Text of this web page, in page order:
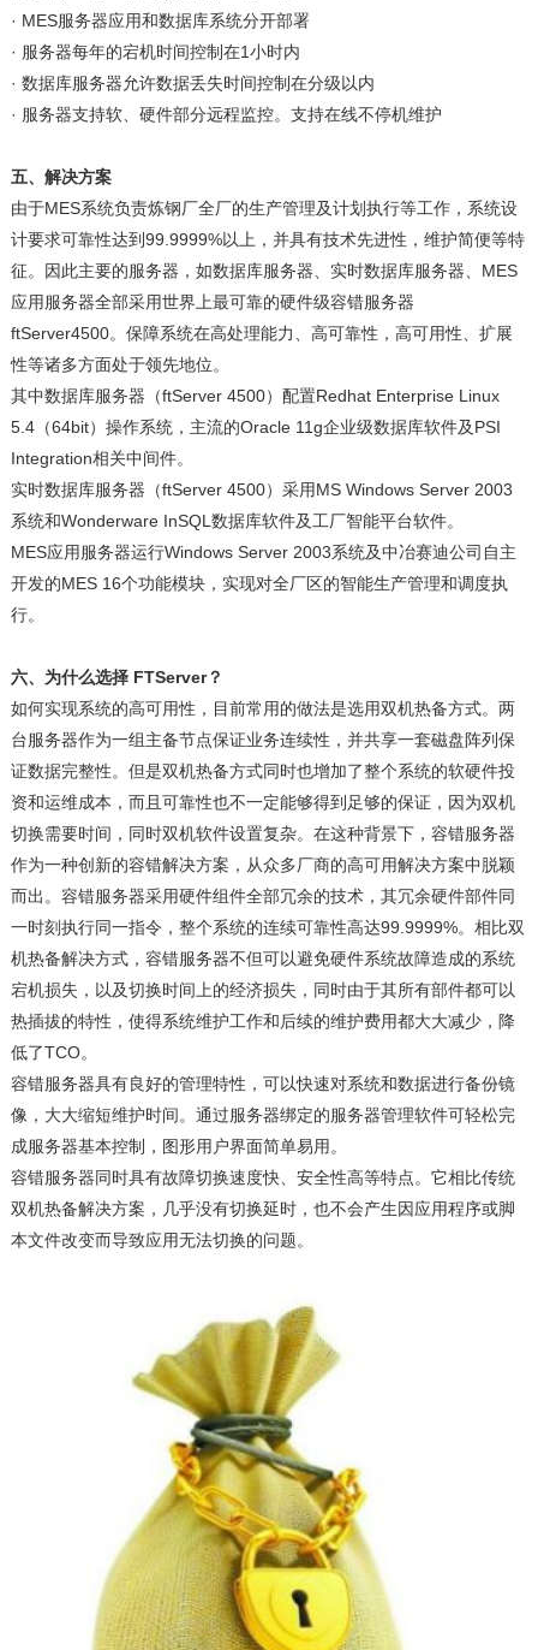
· MES服务器应用和数据库系统分开部署
· 服务器每年的宕机时间控制在1小时内
· 数据库服务器允许数据丢失时间控制在分级以内
· 服务器支持软、硬件部分远程监控。支持在线不停机维护
五、解决方案
由于MES系统负责炼钢厂全厂的生产管理及计划执行等工作，系统设
计要求可靠性达到99.9999%以上，并具有技术先进性，维护简便等特
征。因此主要的服务器，如数据库服务器、实时数据库服务器、MES
应用服务器全部采用世界上最可靠的硬件级容错服务器
ftServer4500。保障系统在高处理能力、高可靠性，高可用性、扩展
性等诸多方面处于领先地位。
其中数据库服务器（ftServer 4500）配置Redhat Enterprise Linux
5.4（64bit）操作系统，主流的Oracle 11g企业级数据库软件及PSI
Integration相关中间件。
实时数据库服务器（ftServer 4500）采用MS Windows Server 2003
系统和Wonderware InSQL数据库软件及工厂智能平台软件。
MES应用服务器运行Windows Server 2003系统及中冶赛迪公司自主
开发的MES 16个功能模块，实现对全厂区的智能生产管理和调度执
行。
六、为什么选择 FTServer？
如何实现系统的高可用性，目前常用的做法是选用双机热备方式。两
台服务器作为一组主备节点保证业务连续性，并共享一套磁盘阵列保
证数据完整性。但是双机热备方式同时也增加了整个系统的软硬件投
资和运维成本，而且可靠性也不一定能够得到足够的保证，因为双机
切换需要时间，同时双机软件设置复杂。在这种背景下，容错服务器
作为一种创新的容错解决方案，从众多厂商的高可用解决方案中脱颖
而出。容错服务器采用硬件组件全部冗余的技术，其冗余硬件部件同
一时刻执行同一指令，整个系统的连续可靠性高达99.9999%。相比双
机热备解决方式，容错服务器不但可以避免硬件系统故障造成的系统
宕机损失，以及切换时间上的经济损失，同时由于其所有部件都可以
热插拔的特性，使得系统维护工作和后续的维护费用都大大减少，降
低了TCO。
容错服务器具有良好的管理特性，可以快速对系统和数据进行备份镜
像，大大缩短维护时间。通过服务器绑定的服务器管理软件可轻松完
成服务器基本控制，图形用户界面简单易用。
容错服务器同时具有故障切换速度快、安全性高等特点。它相比传统
双机热备解决方案，几乎没有切换延时，也不会产生因应用程序或脚
本文件改变而导致应用无法切换的问题。